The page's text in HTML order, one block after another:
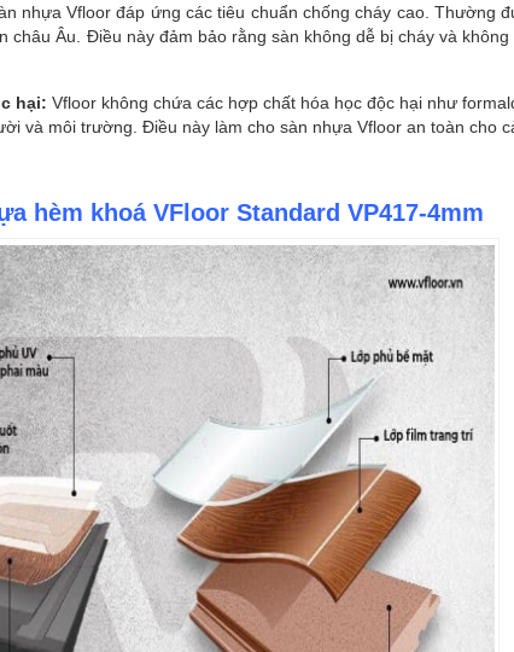
nhựa Vfloor đáp ứng các tiêu chuẩn chống cháy cao. Thường
châu Âu. Điều này đảm bảo rằng sàn không dễ bị cháy và
hại: Vfloor không chứa các hợp chất hóa học độc hại như
và môi trường. Điều này làm cho sàn nhựa Vfloor an toàn cho
hèm khoá VFloor Standard VP417-4mm